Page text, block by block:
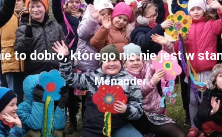
to dobro, którego nic nie jest w
Menander